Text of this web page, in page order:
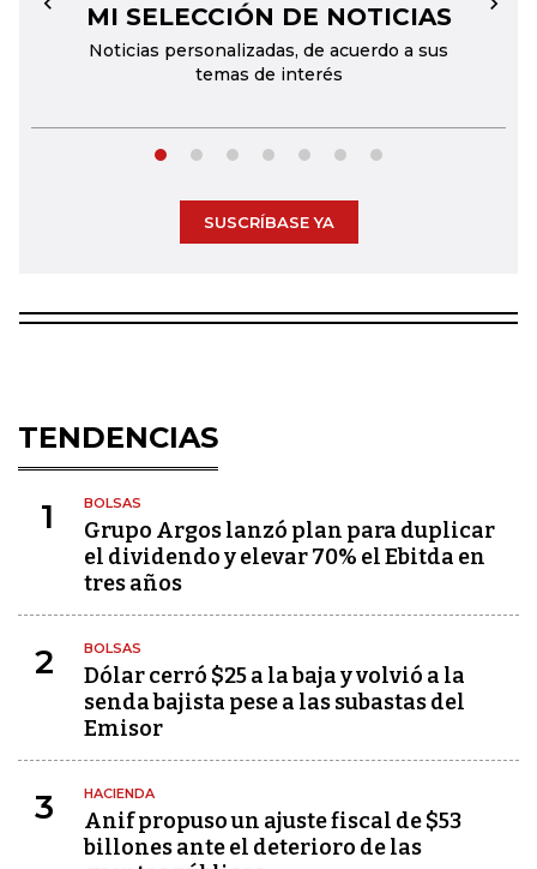
MI SELECCIÓN DE NOTICIAS
Noticias personalizadas, de acuerdo a sus
temas de interés
← →
SUSCRÍBASE YA
TENDENCIAS
1 BOLSAS
Grupo Argos lanzó plan para duplicar
el dividendo y elevar 70% el Ebitda en
tres años
2 BOLSAS
Dólar cerró $25 a la baja y volvió a la
senda bajista pese a las subastas del
Emisor
3 HACIENDA
Anif propuso un ajuste fiscal de $53
billones ante el deterioro de las